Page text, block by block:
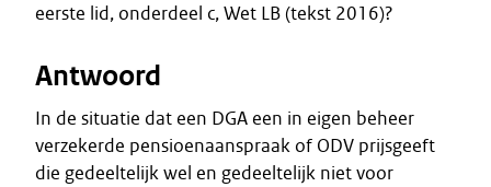
eerste lid, onderdeel c, Wet LB (tekst 2016)?
Antwoord
In de situatie dat een DGA een in eigen beheer
verzekerde pensioenaanspraak of ODV prijsgeeft
die gedeeltelijk wel en gedeeltelijk niet voor